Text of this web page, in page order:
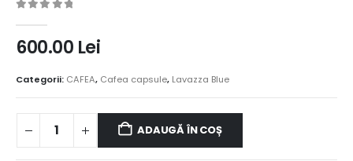
600.00 Lei
Categorii: CAFEA, Cafea capsule, Lavazza Blue
ADAUGĂ ÎN COȘ